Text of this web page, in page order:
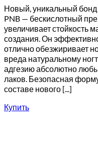
Новый, уникальный бонд
PNB — бескислотный
увеличивает стойкость
создания. Он
отлично обезжиривает
вреда натуральному
адгезию абсолютно
лаков. Безопасная
составе нового [...]
Купить